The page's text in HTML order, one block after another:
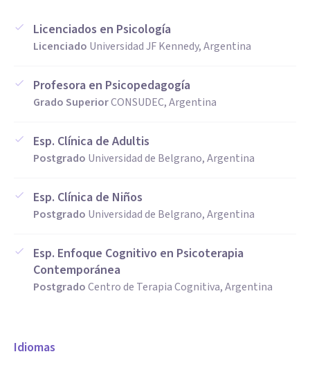
Licenciados en Psicología
Licenciado Universidad JF Kennedy, Argentina
Profesora en Psicopedagogía
Grado SuperiorCONSUDEC, Argentina
Esp. Clínica de Adultis
Postgrado Universidad de Belgrano, Argentina
Esp. Clínica de Niños
Postgrado Universidad de Belgrano, Argentina
Esp. Enfoque Cognitivo en Psicoterapia
Contemporánea
PostgradoCentro de Terapia Cognitiva, Argentina
Idiomas